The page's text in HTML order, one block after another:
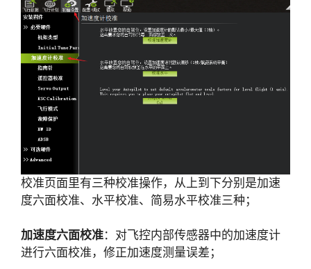
校准页面里有三种校准操作，从上到下分别是加速
度六面校准、水平校准、简易水平校准三种；
加速度六面校准：对飞控内部传感器中的加速度计
进行六面校准，修正加速度测量误差；